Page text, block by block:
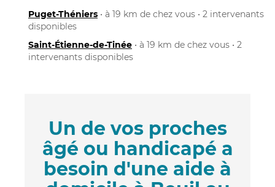
Puget-Théniers • à 19 km de chez vous • 2 intervenants
disponibles
Saint-Étienne-de-Tinée • à 19 km de chez vous • 2
intervenants disponibles
Un de vos proches
âgé ou handicapé a
besoin d'une aide à